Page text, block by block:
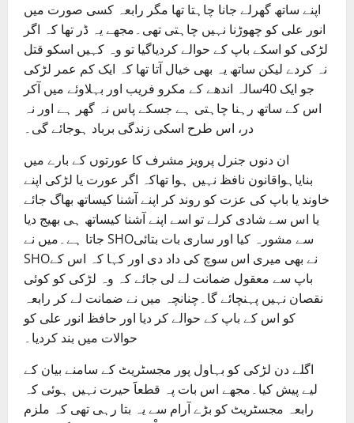
اپنے ساتھ گھرلے جانا چاہتا تھا مگر رابعہ کسی صورت میں
انور علی کو چھوڑنا نہیں چاہتی تھی۔مجھے یہ ڈر تھا کہ اگر
لڑکی کو اسکے باپ کے حوالے کردیاگیا تو وہ کہیں اسکو قتل
نہ کردے لیکن ساتھ یہ بھی خیال آتا تھا کہ ایک کم عمر لڑکی
جو ایک 40سالہ اندھے کے مکرو فریب اور بہلاوئے میں آکر
اس کے ساتھ رہنا چاہتی ہے جسکے پاس نہ گھر ہے اور نہ
در، اس طرح اسکی زندگی برباد ہوجائے گی۔
ان دنوں جنرل پرویز مشرف کا عورتوں کے بارے میں
بنایاہواقانون نافظ نہیں ہوا تھاکہ اگر عورت یا لڑکی اپنے
خاوند یا باپ کی عزت کو روند کر اپنے آشنا کیساتھ بھاگ جائے
یا اس سے شادی کرلے تو اسے اپنے آشنا کیساتھ ہی بھیج دیا
جاتا ہے۔میں نے SHOسے مشورہ کیا اور ساری بات بتائی
SHOنے بھی میری اس سوچ کی داد دی اور کہا کہ اس کے
باپ سے معقول ضمانت لے لی جائے کہ وہ لڑکی کو کوئی
نقصان نہیں پہنچائے گا۔چنانچہ میں نے ضمانت لے کر رابعہ
کو اس کے باپ کے حوالے کر دیا اور حافظ انور علی کو
حوالات میں بند کردیا۔
اگلے دن لڑکی کو بہاول پور مجسٹریٹ کے سامنے بیان کے
لیے پیش کیا۔مجھے اس بات پہ قطعاََ حیرت نہیں ہوئی کہ
رابعہ مجسٹریٹ کو بڑے آرام سے یہ بتا رہی تھی کہ ملزم